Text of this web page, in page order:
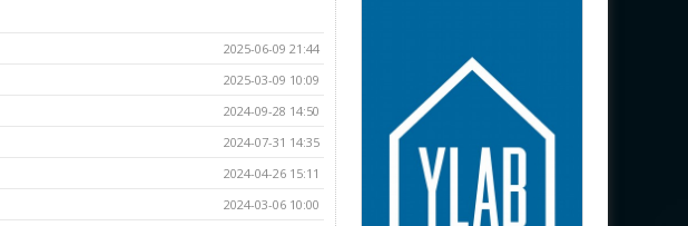
2025-06-09 21:44
2025-03-09 10:09
2024-09-28 14:50
2024-07-31 14:35
2024-04-26 15:11
2024-03-06 10:00